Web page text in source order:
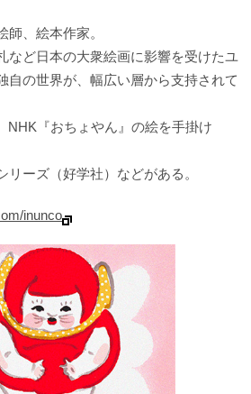
師、絵本作家。
など日本の大衆絵画に影響を受けたユ
自の世界が、幅広い層から支持されて
NHK『おちょやん』の絵を手掛け
ーズ（好学社）などがある。
inunco